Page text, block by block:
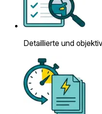
Detaillierte und